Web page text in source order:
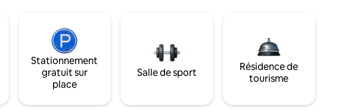
Stationnement
gratuit sur
place
Salle de sport
Résidence de
tourisme